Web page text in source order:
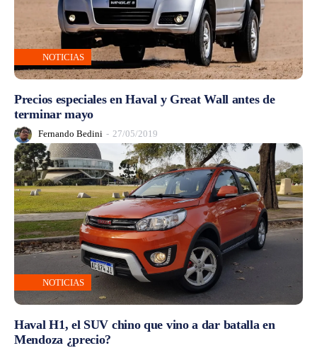
NOTICIAS
Precios especiales en Haval y Great Wall antes de
terminar mayo
Fernando Bedini - 27/05/2019
NOTICIAS
Haval H1, el SUV chino que vino a dar batalla en
Mendoza ¿precio?